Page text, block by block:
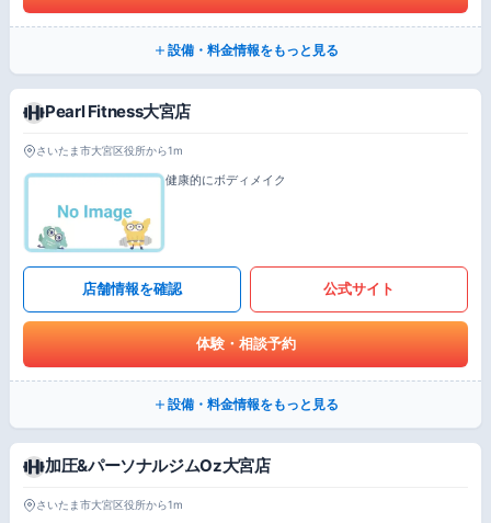
設備・料金情報をもっと見る
Pearl Fitness大宮店
さいたま市大宮区役所から1m
健康的にボディメイク
店舗情報を確認 公式サイト
体験・相談予約
設備・料金情報をもっと見る
加圧&パーソナルジムOz大宮店
さいたま市大宮区役所から1m